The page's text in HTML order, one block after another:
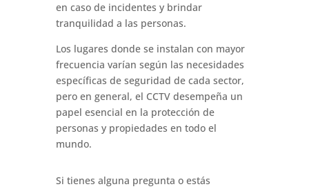
en caso de incidentes y brindar
tranquilidad a las personas.
Los lugares donde se instalan con mayor
frecuencia varían según las necesidades
específicas de seguridad de cada sector,
pero en general, el CCTV desempeña un
papel esencial en la protección de
personas y propiedades en todo el
mundo.
Si tienes alguna pregunta o estás